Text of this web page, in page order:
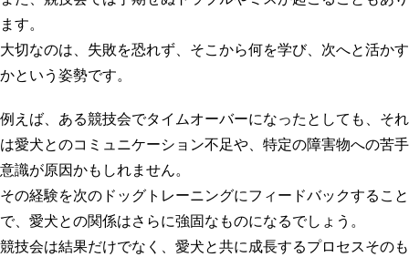
ます。
大切なのは、失敗を恐れず、そこから何を学び、次へと活かす
かという姿勢です。
例えば、ある競技会でタイムオーバーになったとしても、それ
は愛犬とのコミュニケーション不足や、特定の障害物への苦手
意識が原因かもしれません。
その経験を次の ドッグトレーニングにフィードバックすること
で、愛犬との関係はさらに強固なものになるでしょう。
競技会は結果だけでなく、愛犬と共に成長するプロセスそのも